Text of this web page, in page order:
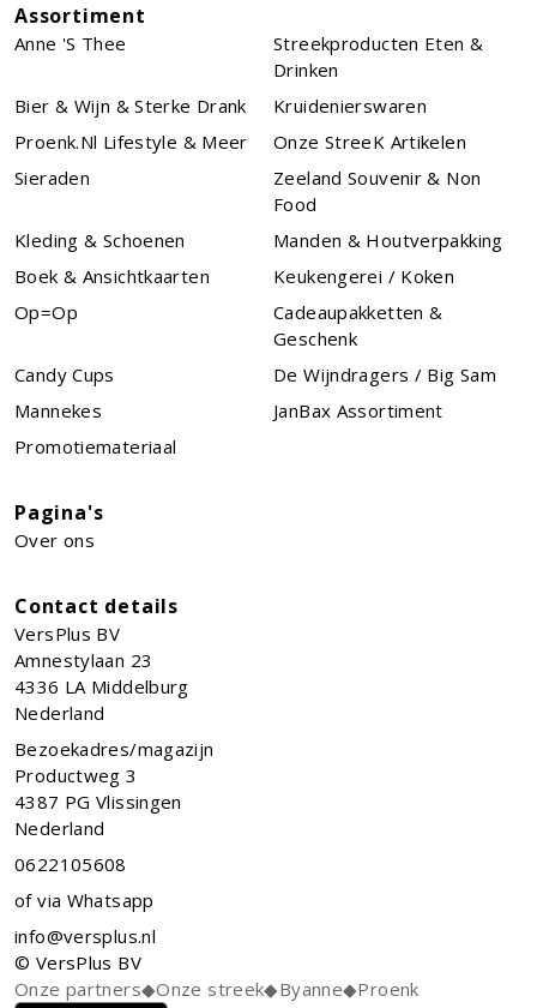
Assortiment
Anne 's Thee
Streekproducten Eten &
Drinken
Bier & Wijn & Sterke Drank
Kruidenierswaren
Proenk.nl Lifestyle & Meer
Onze StreeK Artikelen
Sieraden
Zeeland Souvenir & Non
Food
Kleding & Schoenen
Manden & Houtverpakking
Boek & Ansichtkaarten
Keukengerei / Koken
Op=Op
Cadeaupakketten &
Geschenk
Candy Cups
De Wijndragers / Big Sam
Mannekes
JanBax Assortiment
Promotiemateriaal
Pagina's
Over ons
Contact details
VersPlus BV
Amnestylaan 23
4336 LA Middelburg
Nederland
Bezoekadres/magazijn
Productweg 3
4387 PG Vlissingen
Nederland
0622105608
of via Whatsapp
info@versplus.nl
© VersPlus BV
Onze partners◆Onze streek◆Byanne◆Proenk